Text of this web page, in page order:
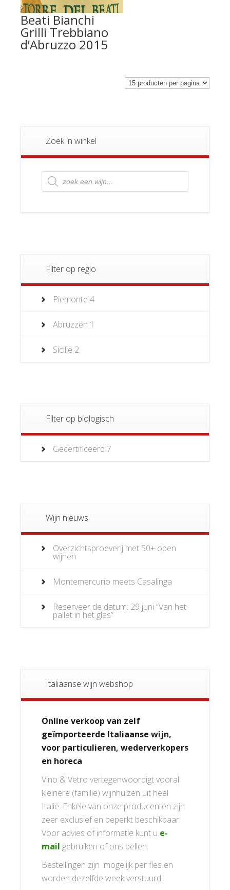
Beati Bianchi
Grilli Trebbiano
d’Abruzzo 2015
Zoek in winkel
Producten
zoeken
Filter op regio
Piemonte 4
Abruzzen 1
Sicilië 2
Filter op biologisch
Gecertificeerd 7
Wijn nieuws
Overzichtsproeverij met 50+ open
wijnen
Montemercurio meets Casalinga
Reserveer de datum: 29 juni “Van het
pallet in het glas”
Italiaanse wijn webshop
Online verkoop van zelf
geïmporteerde Italiaanse wijn,
voor particulieren, wederverkopers
en horeca
Vino & Vetro vertegenwoordigt vooral
kleinere (familie) wijnhuizen uit heel
Italië. Enkele van onze producenten zijn
zeer exclusief en beperkt beschikbaar.
Voor advies of informatie kunt u e-
mail gebruiken of ons bellen.
Bestellingen zijn mogelijk per fles en
worden dezelfde week verstuurd.